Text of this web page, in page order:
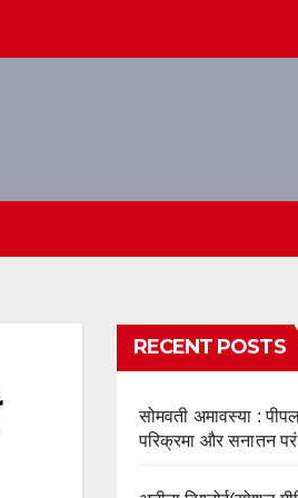
RECENT POSTS
सोमवती अमावस्या :
परिक्रमा और सनातन